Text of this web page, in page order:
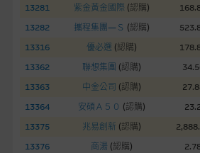
13281
紫金黃金國際 (認購)
13282
攜程集團—Ｓ (認購)
13316
優必選 (認購)
13362
聯想集團 (認購)
13363
中金公司 (認購)
13364
安碩Ａ５０ (認購)
13375
兆易創新 (認購)
13376
商湯 (認購)
股份有限公司可能是唯一報價方。閣下應
www.warrants.com.hk 之上市文件以瞭
自行評估箇中風險。如有需要，請徵詢獨
損失全部投資；而(ii)R類牛熊證之剩餘價值
網站連結
本網站或載有連接非由麥格理集團管理的
純為方便閣下取得更多關於市場上相關產